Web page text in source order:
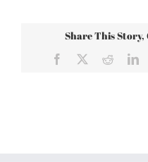
Share This
Facebook Reddit